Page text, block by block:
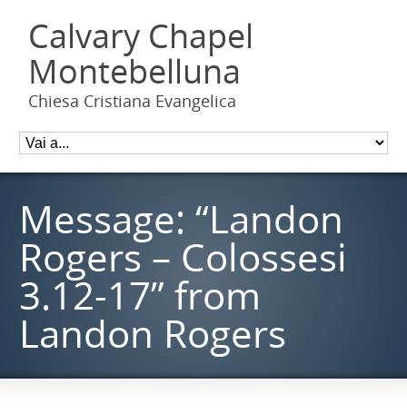
Calvary Chapel
Montebelluna
Chiesa Cristiana Evangelica
Message: “Landon
Rogers – Colossesi
3.12-17” from
Landon Rogers